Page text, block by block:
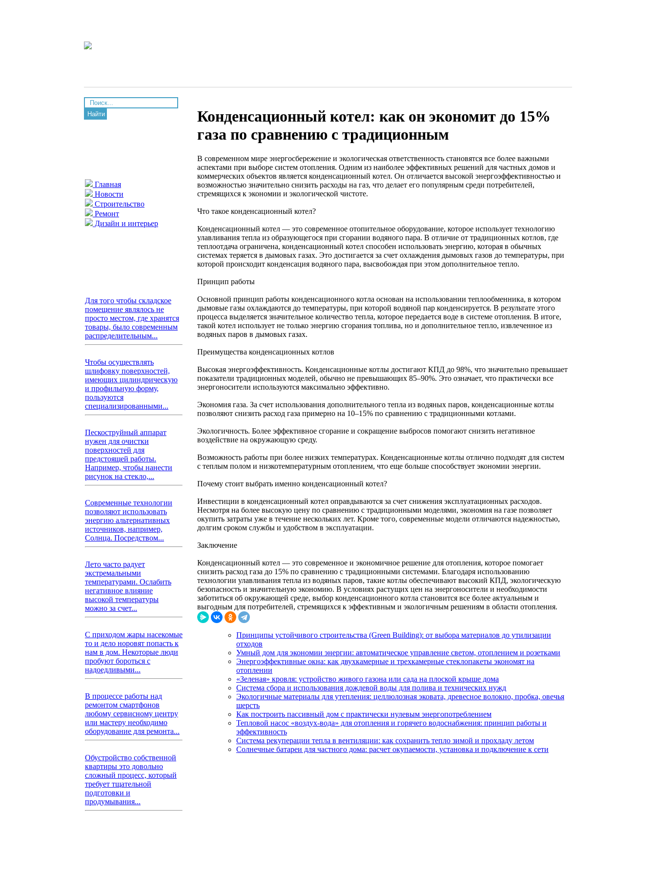
Найти
Главная
Новости
Строительство
Ремонт
Дизайн и интерьер
Для того чтобы складское
помещение являлось не
просто местом, где хранятся
товары, было современным
распределительным...
Чтобы осуществлять
шлифовку поверхностей,
имеющих цилиндрическую
и профильную форму,
пользуются
специализированными...
Пескоструйный аппарат
нужен для очистки
поверхностей для
предстоящей работы.
Например, чтобы нанести
рисунок на стекло,...
Современные технологии
позволяют использовать
энергию альтернативных
источников, например,
Солнца. Посредством...
Лето часто радует
экстремальными
температурами. Ослабить
негативное влияние
высокой температуры
можно за счет...
С приходом жары насекомые
то и дело норовят попасть к
нам в дом. Некоторые люди
пробуют бороться с
надоедливыми...
В процессе работы над
ремонтом смартфонов
любому сервисному центру
или мастеру необходимо
оборудование для ремонта...
Обустройство собственной
квартиры это довольно
сложный процесс, который
требует тщательной
подготовки и
продумывания...
Конденсационный котел: как он экономит до 15%
газа по сравнению с традиционным
В современном мире энергосбережение и экологическая ответственность становятся все более важными
аспектами при выборе систем отопления. Одним из наиболее эффективных решений для частных домов и
коммерческих объектов является конденсационный котел. Он отличается высокой энергоэффективностью и
возможностью значительно снизить расходы на газ, что делает его популярным среди потребителей,
стремящихся к экономии и экологической чистоте.
Что такое конденсационный котел?
Конденсационный котел — это современное отопительное оборудование, которое использует технологию
улавливания тепла из образующегося при сгорании водяного пара. В отличие от традиционных котлов, где
теплоотдача ограничена, конденсационный котел способен использовать энергию, которая в обычных
системах теряется в дымовых газах. Это достигается за счет охлаждения дымовых газов до температуры, при
которой происходит конденсация водяного пара, высвобождая при этом дополнительное тепло.
Принцип работы
Основной принцип работы конденсационного котла основан на использовании теплообменника, в котором
дымовые газы охлаждаются до температуры, при которой водяной пар конденсируется. В результате этого
процесса выделяется значительное количество тепла, которое передается воде в системе отопления. В итоге,
такой котел использует не только энергию сгорания топлива, но и дополнительное тепло, извлеченное из
водяных паров в дымовых газах.
Преимущества конденсационных котлов
Высокая энергоэффективность. Конденсационные котлы достигают КПД до 98%, что значительно превышает
показатели традиционных моделей, обычно не превышающих 85–90%. Это означает, что практически все
энергоносители используются максимально эффективно.
Экономия газа. За счет использования дополнительного тепла из водяных паров, конденсационные котлы
позволяют снизить расход газа примерно на 10–15% по сравнению с традиционными котлами.
Экологичность. Более эффективное сгорание и сокращение выбросов помогают снизить негативное
воздействие на окружающую среду.
Возможность работы при более низких температурах. Конденсационные котлы отлично подходят для систем
с теплым полом и низкотемпературным отоплением, что еще больше способствует экономии энергии.
Почему стоит выбрать именно конденсационный котел?
Инвестиции в конденсационный котел оправдываются за счет снижения эксплуатационных расходов.
Несмотря на более высокую цену по сравнению с традиционными моделями, экономия на газе позволяет
окупить затраты уже в течение нескольких лет. Кроме того, современные модели отличаются надежностью,
долгим сроком службы и удобством в эксплуатации.
Заключение
Конденсационный котел — это современное и экономичное решение для отопления, которое помогает
снизить расход газа до 15% по сравнению с традиционными системами. Благодаря использованию
технологии улавливания тепла из водяных паров, такие котлы обеспечивают высокий КПД, экологическую
безопасность и значительную экономию. В условиях растущих цен на энергоносители и необходимости
заботиться об окружающей среде, выбор конденсационного котла становится все более актуальным и
выгодным для потребителей, стремящихся к эффективным и экологичным решениям в области отопления.
Принципы устойчивого строительства (Green Building): от выбора материалов до утилизации
отходов
Умный дом для экономии энергии: автоматическое управление светом, отоплением и розетками
Энергоэффективные окна: как двухкамерные и трехкамерные стеклопакеты экономят на
отоплении
«Зеленая» кровля: устройство живого газона или сада на плоской крыше дома
Система сбора и использования дождевой воды для полива и технических нужд
Экологичные материалы для утепления: целлюлозная эковата, древесное волокно, пробка, овечья
шерсть
Как построить пассивный дом с практически нулевым энергопотреблением
Тепловой насос «воздух-вода» для отопления и горячего водоснабжения: принцип работы и
эффективность
Система рекуперации тепла в вентиляции: как сохранить тепло зимой и прохладу летом
Солнечные батареи для частного дома: расчет окупаемости, установка и подключение к сети